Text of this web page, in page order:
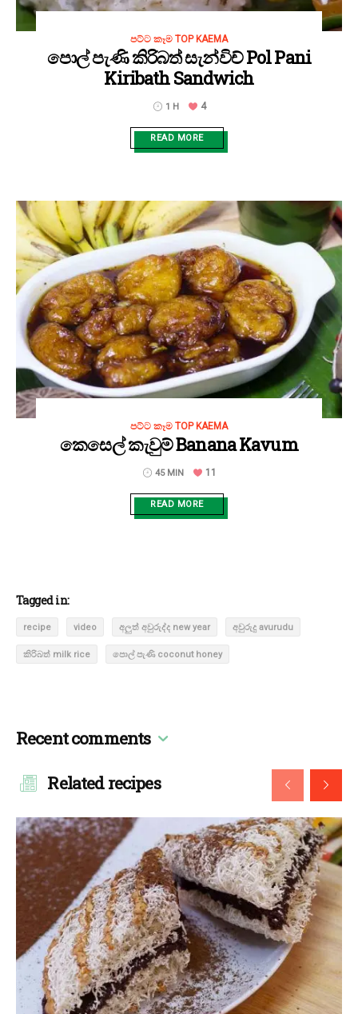
පට්ට කෑම TOP KAEMA
පොල් පැණි කිරිබත් සැන්විච් Pol Pani
Kiribath Sandwich
1 H 4
READ MORE
පට්ට කෑම TOP KAEMA
කෙසෙල් කැවුම් Banana Kavum
45 MIN 11
READ MORE
Tagged in:
recipe video අලුත් අවුරුද්ද new year අවුරුදු avurudu
කිරිබත් milk rice පොල් පැණි coconut honey
Recent comments
Related recipes